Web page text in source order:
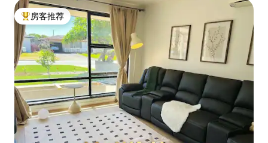
热门「房客推荐」
房客推荐